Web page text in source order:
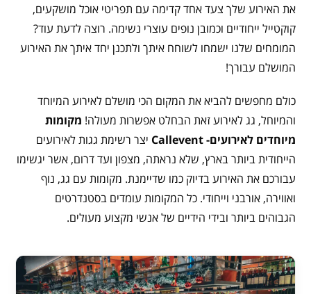
את האירוע שלך צעד אחד קדימה עם תפריטי אוכל מושקעים,
קוקטייל ייחודיים וכמובן נופים עוצרי נשימה. רוצה לדעת עוד?
המומחים שלנו ישמחו לשוחח איתך ולתכנן יחד איתך את האירוע
המושלם עבורך!
כולם מחפשים להביא את המקום הכי מושלם לאירוע המיוחד
והמיוחל, גג לאירוע זאת הבחלט אפשרות מעולה! מקומות
מיוחדים לאירועים- Callevent
יצר רשימת גגות לאירועים
הייחודית ביותר בארץ, שלא נראתה, מצפון ועד דרום, אשר יגשימו
עבורכם את האירוע בדיוק כמו שדיימנת. מקומות עם גג, נוף
ואווירה, אורבני וייחודי. כל המקומות עומדים בסטנדרטים
הגבוהים ביותר ובידי הידיים של אנשי מקצוע מעולים.